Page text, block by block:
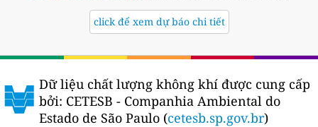
click để xem dự báo chi tiết
Dữ liệu chất lượng không khí được cung cấp
bởi: CETESB - Companhia Ambiental do
Estado de São Paulo (cetesb.sp.gov.br)